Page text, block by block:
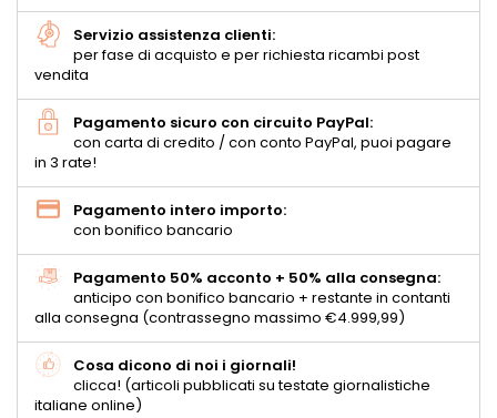
Servizio assistenza clienti:
per fase di acquisto e per richiesta ricambi post
vendita
Pagamento sicuro con circuito PayPal:
con carta di credito / con conto PayPal, puoi pagare
in 3 rate!
Pagamento intero importo:
con bonifico bancario
Pagamento 50% acconto + 50% alla consegna:
anticipo con bonifico bancario + restante in contanti
alla consegna (contrassegno massimo €4.999,99)
Cosa dicono di noi i giornali!
clicca! (articoli pubblicati su testate giornalistiche
italiane online)